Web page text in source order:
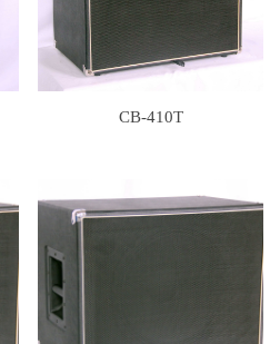
CB-410T